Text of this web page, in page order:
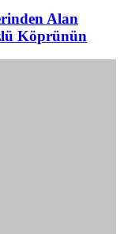
Alan
Köprünün